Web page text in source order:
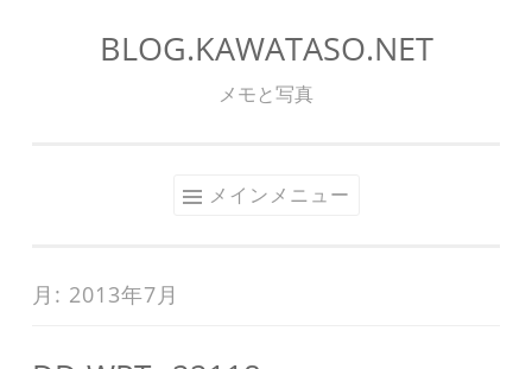
ッ
BLOG.KAWATASO.NET
メモと写真
メインメニュー
月: 2013年7月